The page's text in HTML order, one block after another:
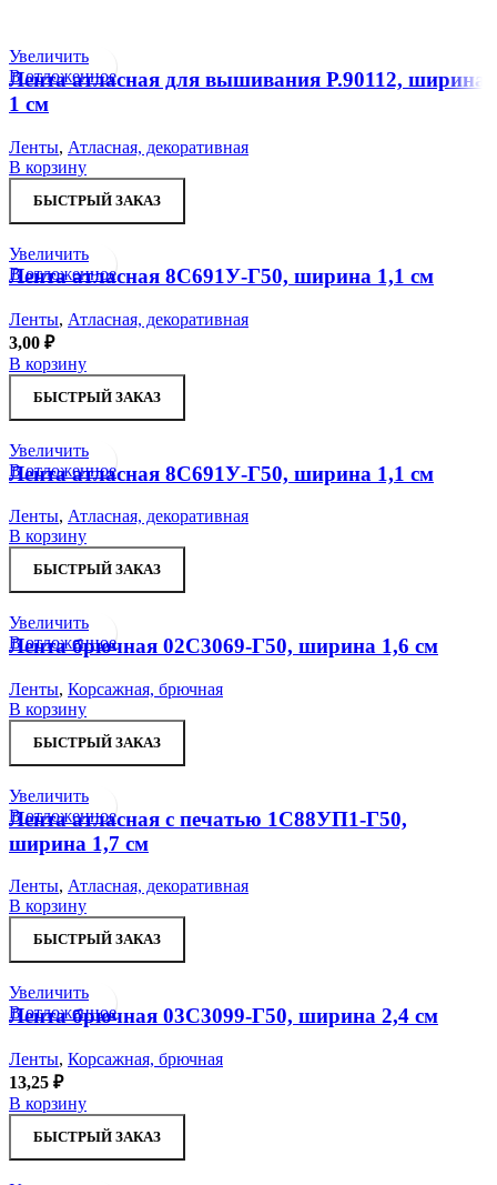
Увеличить
В отложенное
Лента атласная для вышивания Р.90112, ширина
1 см
Ленты, Атласная, декоративная
В корзину
БЫСТРЫЙ ЗАКАЗ
Увеличить
В отложенное
Лента атласная 8С691У-Г50, ширина 1,1 см
Ленты, Атласная, декоративная
3,00 ₽
В корзину
БЫСТРЫЙ ЗАКАЗ
Увеличить
В отложенное
Лента атласная 8С691У-Г50, ширина 1,1 см
Ленты, Атласная, декоративная
В корзину
БЫСТРЫЙ ЗАКАЗ
Увеличить
В отложенное
Лента брючная 02С3069-Г50, ширина 1,6 см
Ленты, Корсажная, брючная
В корзину
БЫСТРЫЙ ЗАКАЗ
Увеличить
В отложенное
Лента атласная с печатью 1С88УП1-Г50,
ширина 1,7 см
Ленты, Атласная, декоративная
В корзину
БЫСТРЫЙ ЗАКАЗ
Увеличить
В отложенное
Лента брючная 03С3099-Г50, ширина 2,4 см
Ленты, Корсажная, брючная
13,25 ₽
В корзину
БЫСТРЫЙ ЗАКАЗ